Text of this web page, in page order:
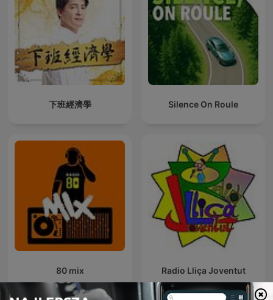
下班經濟學 Silence On Roule
80 mix Radio Lliça Joventut